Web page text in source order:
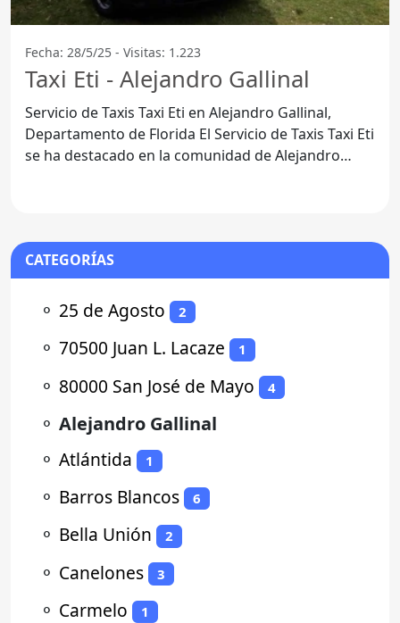
Fecha: 28/5/25 - Visitas: 1.223
Taxi Eti - Alejandro Gallinal
Servicio de Taxis Taxi Eti en Alejandro Gallinal,
Departamento de Florida El Servicio de Taxis Taxi Eti
se ha destacado en la comunidad de Alejandro
CATEGORÍAS
⚬ 25 de Agosto 2
⚬ 70500 Juan L. Lacaze 1
⚬ 80000 San José de Mayo 4
⚬ Alejandro Gallinal
⚬ Atlántida 1
⚬ Barros Blancos 6
⚬ Bella Unión 2
⚬ Canelones 3
⚬ Carmelo 1